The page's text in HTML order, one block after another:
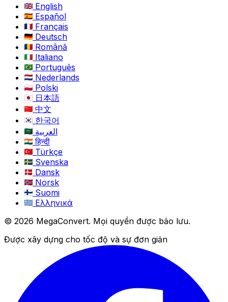
English
Español
Français
Deutsch
Română
Italiano
Português
Nederlands
Polski
日本語
中文
한국어
العربية
हिन्दी
Türkçe
Svenska
Dansk
Norsk
Suomi
Ελληνικά
© 2026 MegaConvert. Mọi quyền được bảo lưu.
Được xây dựng cho tốc độ và sự đơn giản